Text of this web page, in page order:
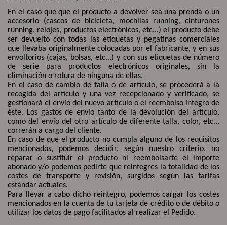
En el caso que que el producto a devolver sea una prenda o un
accesorio (cascos de bicicleta, mochilas running, cinturones
running, relojes, productos electrónicos, etc...) el producto debe
ser devuelto con todas las etiquetas y pegatinas comerciales
que llevaba originalmente colocadas por el fabricante, y en sus
envoltorios (cajas, bolsas, etc...) y con sus etiquetas de número
de serie para productos electrónicos originales, sin la
eliminación o rotura de ninguna de ellas.
En el caso de cambio de talla o de artículo, se procederá a la
recogida del artículo y una vez recepcionado y verificado, se
gestionará el envío del nuevo artículo o el reembolso íntegro de
éste. Los gastos de envío tanto de la devolución del artículo,
como del envío del otro artículo de diferente talla, color, etc...
correrán a cargo del cliente.
En caso de que el producto no cumpla alguno de los requisitos
mencionados, podemos decidir, según nuestro criterio, no
reparar o sustituir el producto ni reembolsarte el importe
abonado y/o podemos pedirte que reintegres la totalidad de los
costes de transporte y revisión, surgidos según las tarifas
estándar actuales.
Para llevar a cabo dicho reintegro, podemos cargar los costes
mencionados en la cuenta de tu tarjeta de crédito o de débito o
utilizar los datos de pago facilitados al realizar el Pedido.